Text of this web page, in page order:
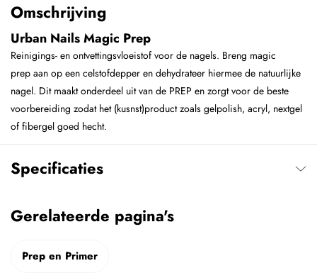
Omschrijving
Urban Nails Magic Prep
Reinigings- en ontvettingsvloeistof voor de nagels. Breng magic
prep aan op een celstofdepper en dehydrateer hiermee de natuurlijke
nagel. Dit maakt onderdeel uit van de PREP en zorgt voor de beste
voorbereiding zodat het (kusnst)product zoals gelpolish, acryl, nextgel
of fibergel goed hecht.
Specificaties
Gerelateerde pagina's
Prep en Primer